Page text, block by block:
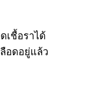
เชื้อราได้
อดอยู่แล้ว